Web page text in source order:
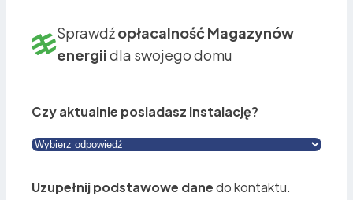
Sprawdźopłacalność Magazynów
energiidla swojego domu
Czy aktualnie posiadasz instalację?
Uzupełnij podstawowe danedo kontaktu.